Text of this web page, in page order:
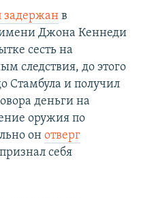
задержан в
Джона Кеннеди
сесть на
следствия, до этого
Стамбула и получил
деньги на
оружия по
он отверг
себя